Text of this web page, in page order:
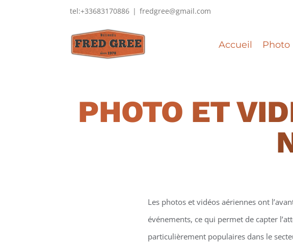
tel:+33683170886 | fredgree@gmail.com
Accueil Photo
PHOTO ET
Les photos et vidéos aériennes ont
événements, ce qui permet de capter
particulièrement populaires dans le